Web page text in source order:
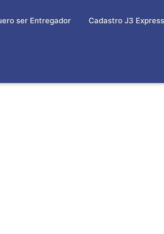
ser Entregador Cadastro J3 Express